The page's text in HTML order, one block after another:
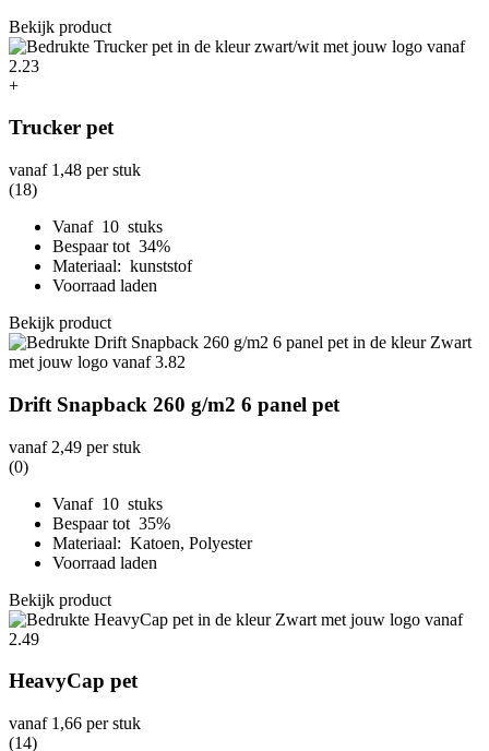
Bekijk product
+
Trucker pet
vanaf 1,48 per stuk
(18)
Vanaf 10 stuks
Bespaar tot 34%
Materiaal: kunststof
Voorraad laden
Bekijk product
Drift Snapback 260 g/m2 6 panel pet
vanaf 2,49 per stuk
(0)
Vanaf 10 stuks
Bespaar tot 35%
Materiaal: Katoen, Polyester
Voorraad laden
Bekijk product
HeavyCap pet
vanaf 1,66 per stuk
(14)